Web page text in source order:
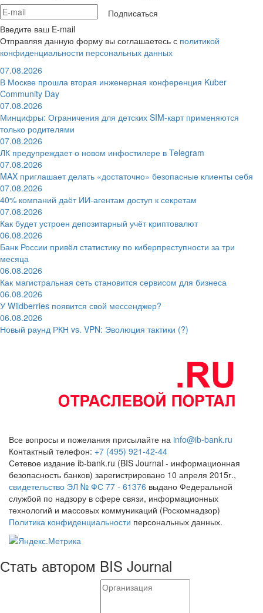
Подписаться
Введите ваш E-mail
Отправляя данную форму вы соглашаетесь с политикой
конфиденциальности персональных данных
07.08.2026
В Москве прошла вторая инженерная конференция Kuber
Community Day
07.08.2026
Минцифры: Ограничения для детских SIM-карт применяются
только родителями
07.08.2026
ЛК предупреждает о новом инфостилере в Telegram
07.08.2026
MAX приглашает делать «достаточно» безопасные клиенты себя
07.08.2026
40% компаний даёт ИИ‑агентам доступ к секретам
07.08.2026
Как будет устроен депозитарный учёт криптовалют
06.08.2026
Банк России привёл статистику по киберпреступности за три
месяца
06.08.2026
Как магистральная сеть становится сервисом для бизнеса
06.08.2026
У Wildberries появится свой мессенджер?
06.08.2026
Новый раунд РКН vs. VPN: Эволюция тактики (?)
Все вопросы и пожелания присылайте на info@ib-bank.ru
Контактный телефон: +7 (495) 921-42-44
Сетевое издание ib-bank.ru (BIS Journal - информационная
безопасность банков) зарегистрировано 10 апреля 2015г.,
свидетельство ЭЛ № ФС 77 - 61376 выдано Федеральной
службой по надзору в сфере связи, информационных
технологий и массовых коммуникаций (Роскомнадзор)
Политика конфиденциальности персональных данных.
Стать автором BIS Journal